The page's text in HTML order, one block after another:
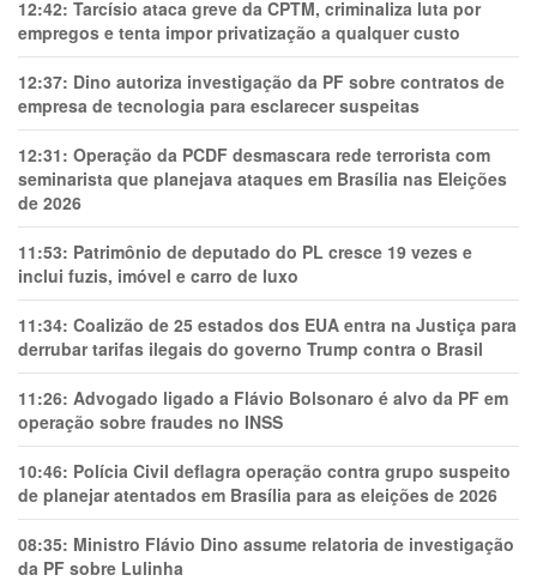
12:42: Tarcísio ataca greve da CPTM, criminaliza luta por
empregos e tenta impor privatização a qualquer custo
12:37: Dino autoriza investigação da PF sobre contratos de
empresa de tecnologia para esclarecer suspeitas
12:31: Operação da PCDF desmascara rede terrorista com
seminarista que planejava ataques em Brasília nas Eleições
de 2026
11:53: Patrimônio de deputado do PL cresce 19 vezes e
inclui fuzis, imóvel e carro de luxo
11:34: Coalizão de 25 estados dos EUA entra na Justiça para
derrubar tarifas ilegais do governo Trump contra o Brasil
11:26: Advogado ligado a Flávio Bolsonaro é alvo da PF em
operação sobre fraudes no INSS
10:46: Polícia Civil deflagra operação contra grupo suspeito
de planejar atentados em Brasília para as eleições de 2026
08:35: Ministro Flávio Dino assume relatoria de investigação
da PF sobre Lulinha